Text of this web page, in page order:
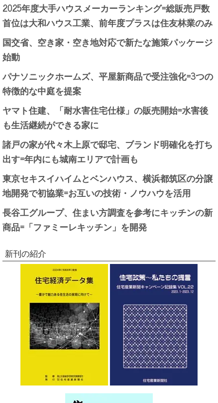
2025年度大手ハウスメーカーランキング=総販売戸数
首位は大和ハウス工業、前年度プラスは住友林業のみ
国交省、空き家・空き地対応で新たな施策パッケージ
始動
パナソニックホームズ、平屋新商品で受注強化=3つの
特徴的な中庭を提案
ヤマト住建、「耐水害住宅仕様」の販売開始=水害後
も生活継続ができる家に
諸戸の家が代々木上原で邸宅、ブランド明確化を打ち
出す=年内にも城南エリアで計画も
東京セキスイハイムとベンハウス、横浜都筑区の分譲
地開発で初協業=お互いの技術・ノウハウを活用
長谷工グループ、住まい方調査を参考にキッチンの新
商品=「ファミーレキッチン」を開発
新刊の紹介